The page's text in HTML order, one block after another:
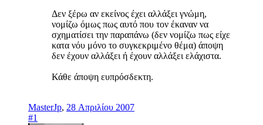
Δεν ξέρω αν εκείνος έχει αλλάξει γνώμη,
νομίζω όμως πως αυτό που τον έκαναν να
σχηματίσει την παραπάνω (δεν νομίζω πως είχε
κατα νόυ μόνο το συγκεκριμένο θέμα) άποψη
δεν έχουν αλλάξει ή έχουν αλλάξει ελάχιστα.
Κάθε άποψη ευπρόσδεκτη.
MasterJp, 28 Απριλίου 2007
#1